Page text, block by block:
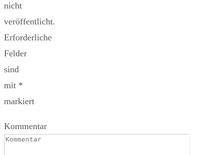
nicht
veröffentlicht.
Erforderliche
Felder
sind
mit *
markiert
Kommentar